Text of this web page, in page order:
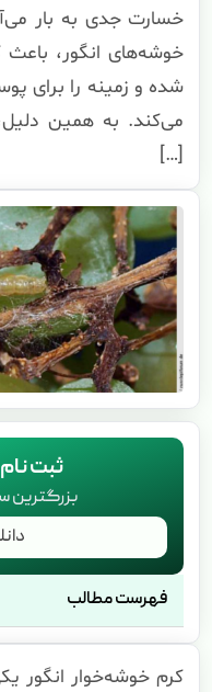
خسارت جدی به بار
خوشه‌های انگور،
شده و زمینه را برای
می‌کند. به همین
[…]
ثبت
بزرگترین
فهرست مطالب
کرم خوشه‌خوار انگور